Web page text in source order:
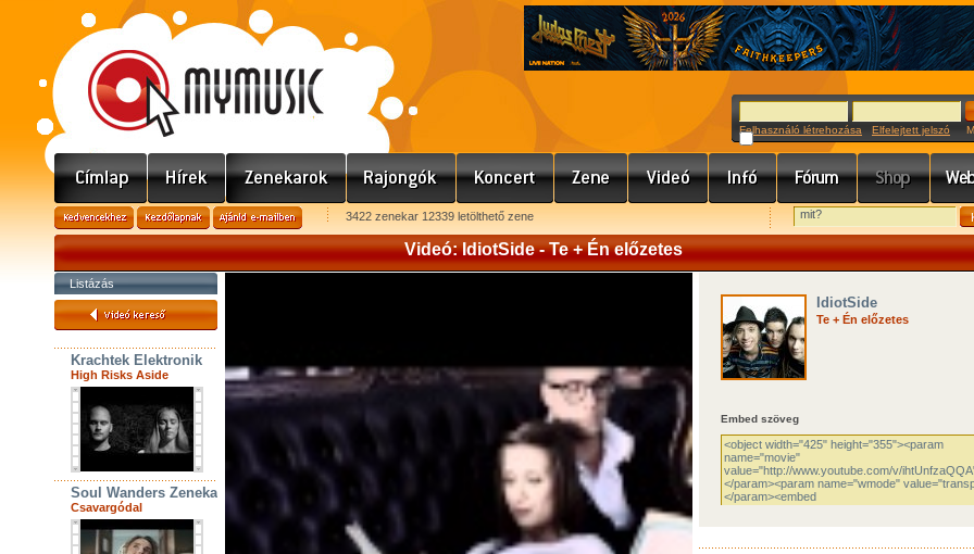
Felhasználó létrehozása Elfelejtett jelszó
3422 zenekar 12339 letölthető zene
Videó: IdiotSide - Te + Én előzetes
Listázás
Krachtek Elektronik
High Risks Aside
Soul Wanders Zenekar
Csavargódal
IdiotSide
Te + Én előzetes
Embed szöveg